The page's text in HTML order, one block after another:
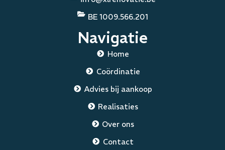
BE 1009.566.201
Navigatie
Home
Coördinatie
Advies bij aankoop
Realisaties
Over ons
Contact